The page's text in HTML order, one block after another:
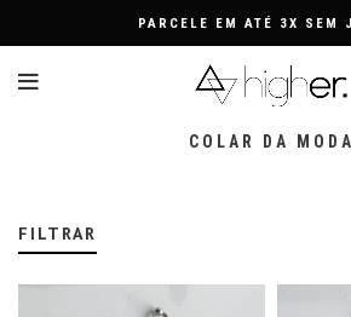
PARCELE EM ATÉ 3X SEM
COLAR DA MODA
FILTRAR